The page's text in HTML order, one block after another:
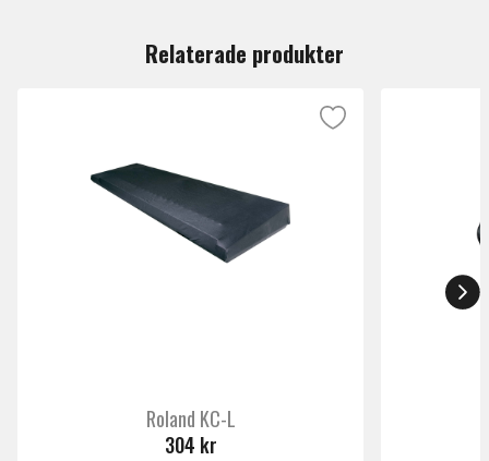
Relaterade produkter
Roland KC-L
304 kr